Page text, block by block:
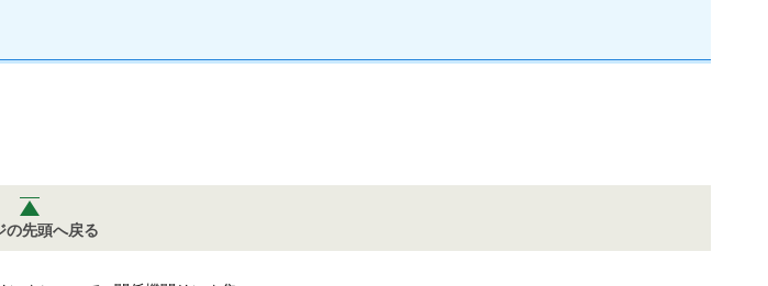
の先頭へ戻る